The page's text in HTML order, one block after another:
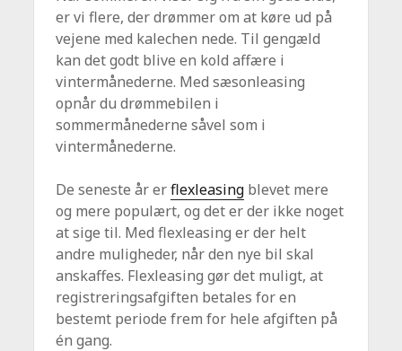
er vi flere, der drømmer om at køre ud på
vejene med kalechen nede. Til gengæld
kan det godt blive en kold affære i
vintermånederne. Med sæsonleasing
opnår du drømmebilen i
sommermånederne såvel som i
vintermånederne.
De seneste år erflexleasing blevet mere
og mere populært, og det er der ikke noget
at sige til. Med flexleasing er der helt
andre muligheder, når den nye bil skal
anskaffes. Flexleasing gør det muligt, at
registreringsafgiften betales for en
bestemt periode frem for hele afgiften på
én gang.